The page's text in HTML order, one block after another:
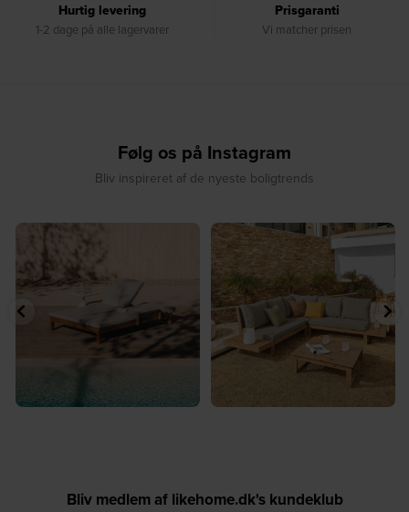
Hurtig levering
1-2 dage på alle lagervarer
Prisgaranti
Vi matcher prisen
Følg os på Instagram
Bliv inspireret af de nyeste boligtrends
☀️ Sommerens favorit til terrassen ☀️⁠
8 0
☀️ Sommerens naturlige
samlingspunkt⁠
8 0
Bliv medlem af likehome.dk's kundeklub